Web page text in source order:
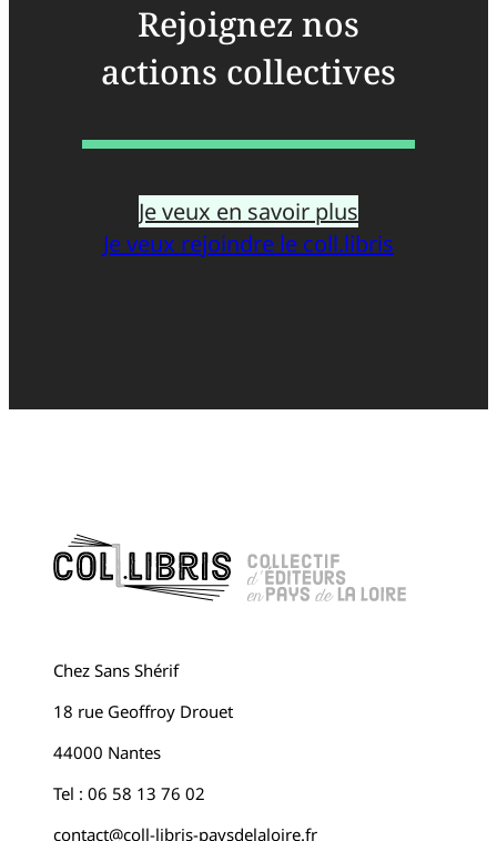
Rejoignez nos
actions collectives
Je veux en savoir plus
Je veux rejoindre le coll.libris
Chez Sans Shérif
18 rue Geoffroy Drouet
44000 Nantes
Tel : 06 58 13 76 02
contact@coll-libris-paysdelaloire.fr